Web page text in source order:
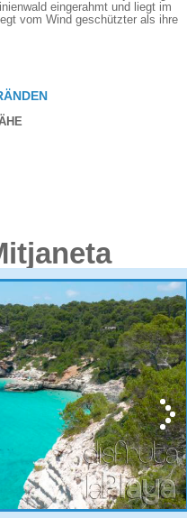
eingerahmt und liegt im
vom Wind geschützter als ihre